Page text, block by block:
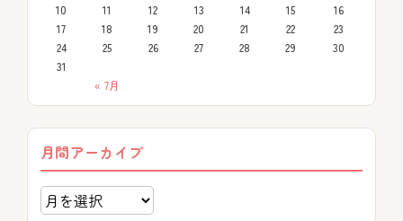
« 7月
10
11 12 13 14 15
16
17
18 19 20 21 22
23
24
25 26 27 28 29
30
31
月間アーカイブ